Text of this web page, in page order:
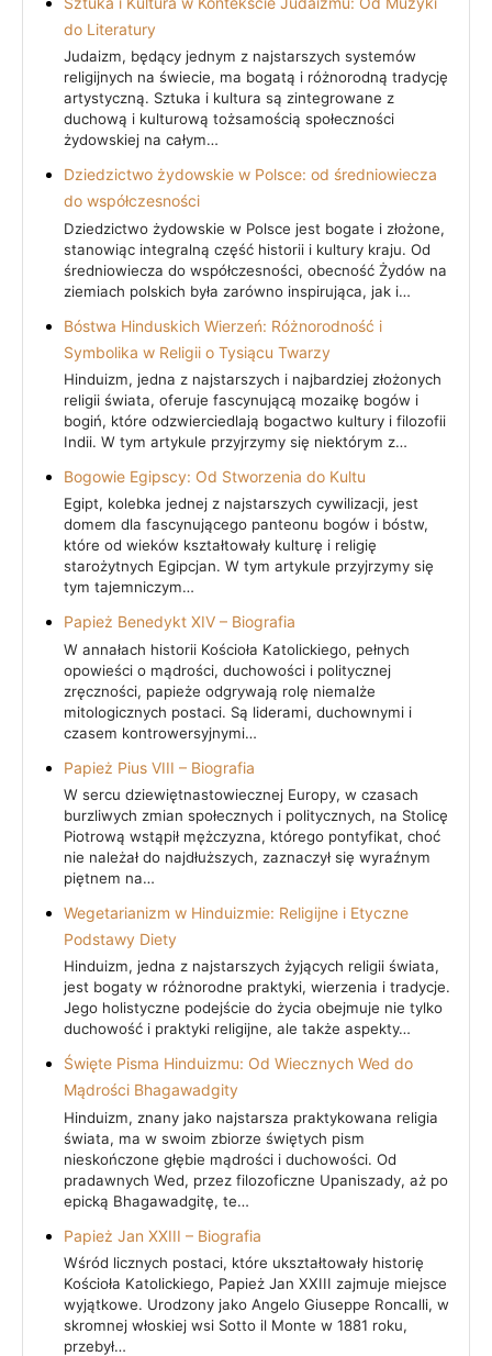
do Literatury
Judaizm, będący jednym z najstarszych systemów
religijnych na świecie, ma bogatą i różnorodną tradycję
artystyczną. Sztuka i kultura są zintegrowane z
duchową i kulturową tożsamością społeczności
żydowskiej na całym…
Dziedzictwo żydowskie w Polsce: od średniowiecza
do współczesności
Dziedzictwo żydowskie w Polsce jest bogate i złożone,
stanowiąc integralną część historii i kultury kraju. Od
średniowiecza do współczesności, obecność Żydów na
ziemiach polskich była zarówno inspirująca, jak i…
Bóstwa Hinduskich Wierzeń: Różnorodność i
Symbolika w Religii o Tysiącu Twarzy
Hinduizm, jedna z najstarszych i najbardziej złożonych
religii świata, oferuje fascynującą mozaikę bogów i
bogiń, które odzwierciedlają bogactwo kultury i filozofii
Indii. W tym artykule przyjrzymy się niektórym z…
Bogowie Egipscy: Od Stworzenia do Kultu
Egipt, kolebka jednej z najstarszych cywilizacji, jest
domem dla fascynującego panteonu bogów i bóstw,
które od wieków kształtowały kulturę i religię
starożytnych Egipcjan. W tym artykule przyjrzymy się
tym tajemniczym…
Papież Benedykt XIV – Biografia
W annałach historii Kościoła Katolickiego, pełnych
opowieści o mądrości, duchowości i politycznej
zręczności, papieże odgrywają rolę niemalże
mitologicznych postaci. Są liderami, duchownymi i
czasem kontrowersyjnymi…
Papież Pius VIII – Biografia
W sercu dziewiętnastowiecznej Europy, w czasach
burzliwych zmian społecznych i politycznych, na Stolicę
Piotrową wstąpił mężczyzna, którego pontyfikat, choć
nie należał do najdłuższych, zaznaczył się wyraźnym
piętnem na…
Wegetarianizm w Hinduizmie: Religijne i Etyczne
Podstawy Diety
Hinduizm, jedna z najstarszych żyjących religii świata,
jest bogaty w różnorodne praktyki, wierzenia i tradycje.
Jego holistyczne podejście do życia obejmuje nie tylko
duchowość i praktyki religijne, ale także aspekty…
Święte Pisma Hinduizmu: Od Wiecznych Wed do
Mądrości Bhagawadgity
Hinduizm, znany jako najstarsza praktykowana religia
świata, ma w swoim zbiorze świętych pism
nieskończone głębie mądrości i duchowości. Od
pradawnych Wed, przez filozoficzne Upaniszady, aż po
epicką Bhagawadgitę, te…
Papież Jan XXIII – Biografia
Wśród licznych postaci, które ukształtowały historię
Kościoła Katolickiego, Papież Jan XXIII zajmuje miejsce
wyjątkowe. Urodzony jako Angelo Giuseppe Roncalli, w
skromnej włoskiej wsi Sotto il Monte w 1881 roku,
przebył…